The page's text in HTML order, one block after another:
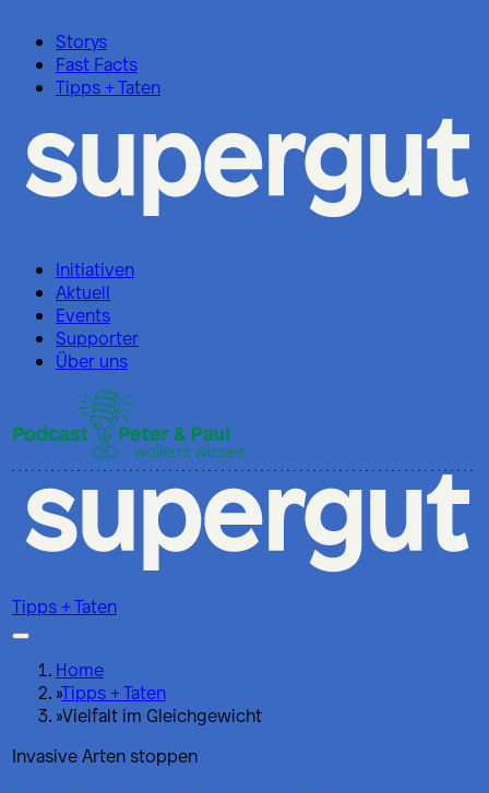
Storys
Fast Facts
Tipps + Taten
Initiativen
Aktuell
Events
Supporter
Über uns
Tipps + Taten
Home
»Tipps + Taten
»Vielfalt im Gleichgewicht
Invasive Arten stoppen